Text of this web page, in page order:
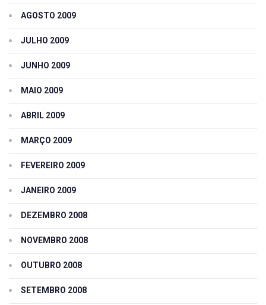
AGOSTO 2009
JULHO 2009
JUNHO 2009
MAIO 2009
ABRIL 2009
MARÇO 2009
FEVEREIRO 2009
JANEIRO 2009
DEZEMBRO 2008
NOVEMBRO 2008
OUTUBRO 2008
SETEMBRO 2008